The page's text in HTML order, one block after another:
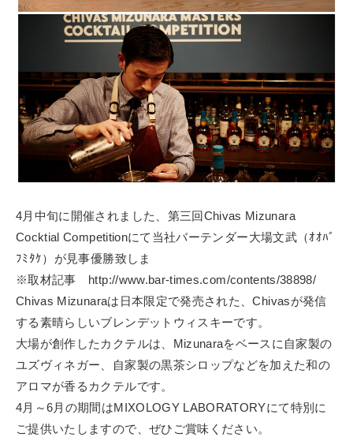
4月中旬に開催されました、第三回Chivas Mizunara
Cocktial Competitionにて当社バーテンダー大場文武（ｵｵﾊﾞ
ﾌﾐﾀｹ）が見事優勝致しま
※取材記事 http://www.bar-times.com/contents/38898/
Chivas Mizunaraは日本限定で発売された、Chivasが発信
する素晴らしいブレンデットウィスキーです。
大場が創作したカクテルは、Mizunaraをベースに自家製の
ユズヴィネガー、自家製の黒茶シロップなどを加えた和の
アロマが香るカクテルです。
4月～6月の期間はMIXOLOGY LABORATORYにて特別に
ご提供いたしますので、ぜひご賞味ください。